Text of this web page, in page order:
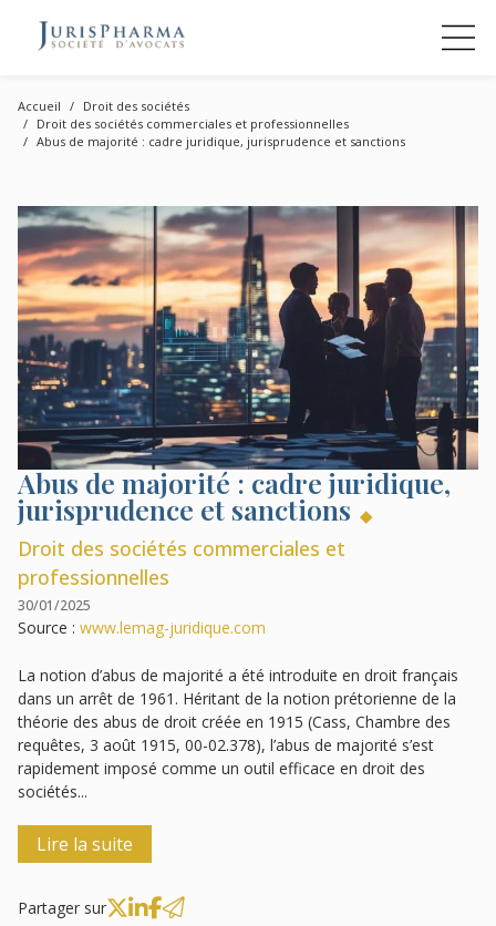
Accueil
Droit des sociétés
Droit des sociétés commerciales et professionnelles
Abus de majorité : cadre juridique, jurisprudence et sanctions
Abus de majorité : cadre juridique,
jurisprudence et sanctions
Droit des sociétés commerciales et
professionnelles
30/01/2025
Source : www.lemag-juridique.com
La notion d’abus de majorité a été introduite en droit français
dans un arrêt de 1961. Héritant de la notion prétorienne de la
théorie des abus de droit créée en 1915 (Cass, Chambre des
requêtes, 3 août 1915, 00-02.378), l’abus de majorité s’est
rapidement imposé comme un outil efficace en droit des
sociétés...
Lire la suite
Partager sur